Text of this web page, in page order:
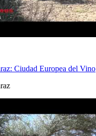
Ciudad Europea del Vino